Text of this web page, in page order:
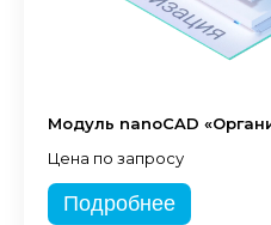
Модуль nanoCAD
Цена по запросу
Подробнее